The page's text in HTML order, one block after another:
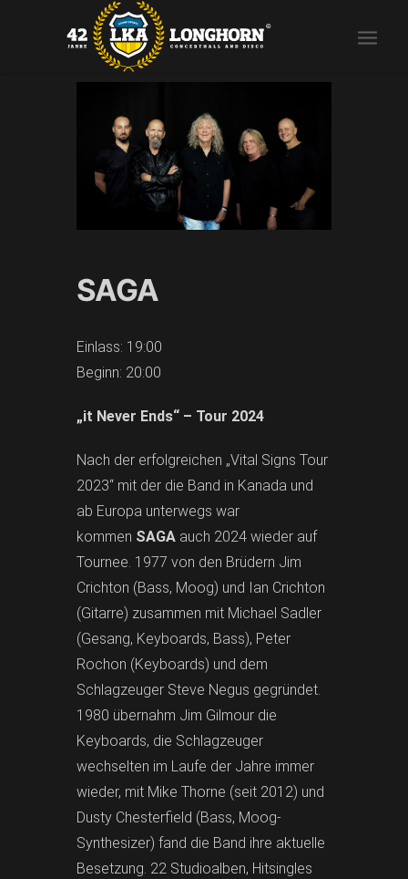
SAGA
Einlass: 19:00
Beginn: 20:00
„it Never Ends“ – Tour 2024
Nach der erfolgreichen „Vital Signs Tour
2023“ mit der die Band in Kanada und
ab Europa unterwegs war
kommen SAGA auch 2024 wieder auf
Tournee. 1977 von den Brüdern Jim
Crichton (Bass, Moog) und Ian Crichton
(Gitarre) zusammen mit Michael Sadler
(Gesang, Keyboards, Bass), Peter
Rochon (Keyboards) und dem
Schlagzeuger Steve Negus gegründet.
1980 übernahm Jim Gilmour die
Keyboards, die Schlagzeuger
wechselten im Laufe der Jahre immer
wieder, mit Mike Thorne (seit 2012) und
Dusty Chesterfield (Bass, Moog-
Synthesizer) fand die Band ihre aktuelle
Besetzung. 22 Studioalben, Hitsingles